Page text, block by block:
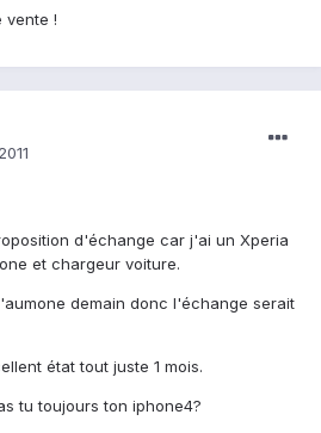
vente !
d'échange car j'ai un Xperia
et chargeur voiture.
demain donc l'échange serait
état tout juste 1 mois.
tu toujours ton iphone4?